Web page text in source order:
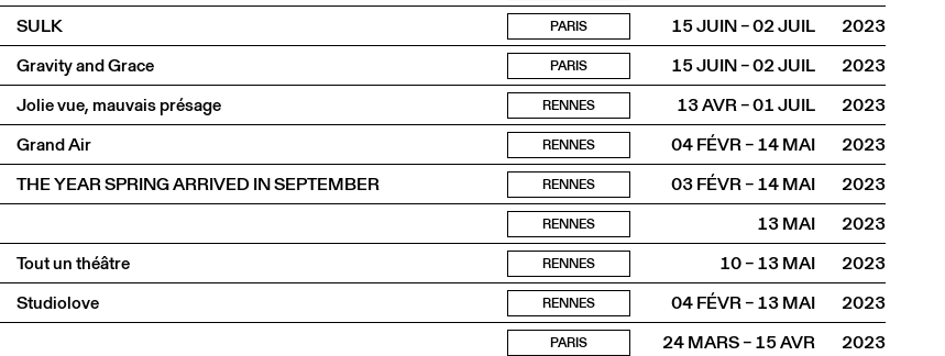
SULK PARIS 15 JUIN – 02 JUIL
2023
Gravity and Grace PARIS 15 JUIN – 02 JUIL
2023
Jolie vue, mauvais présage RENNES 13 AVR – 01 JUIL
2023
Grand Air RENNES 04 FÉVR – 14 MAI
2023
THE YEAR SPRING ARRIVED IN SEPTEMBER RENNES 03 FÉVR – 14 MAI
2023
RENNES 13 MAI
2023
Tout un théâtre RENNES 10 – 13 MAI
2023
Studiolove RENNES 04 FÉVR – 13 MAI
2023
PARIS 24 MARS – 15 AVR
2023